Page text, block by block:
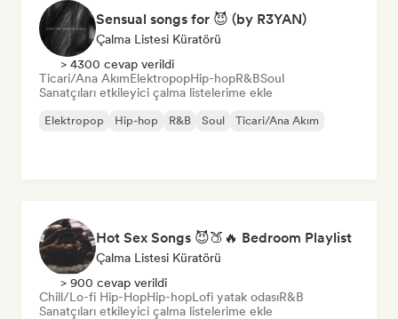
Sensual songs for 😈 (by R3YAN)
Çalma Listesi Küratörü
> 4300 cevap verildi
Ticari/Ana AkımElektropopHip-hopR&BSoul
Sanatçıları etkileyici çalma listelerime ekle
Elektropop Hip-hop R&B Soul Ticari/Ana Akım
Hot Sex Songs 😈🍑🔥 Bedroom Playlist
Çalma Listesi Küratörü
> 900 cevap verildi
Chill/Lo-fi Hip-HopHip-hopLofi yatak odasıR&B
Sanatçıları etkileyici çalma listelerime ekle